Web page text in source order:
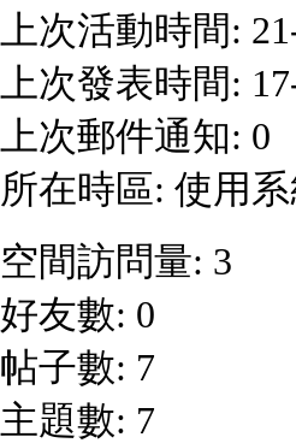
上次活動時間:
上次發表時間:
上次郵件通知: 0
所在時區: 使用
空間訪問量: 3
好友數: 0
帖子數: 7
主題數: 7